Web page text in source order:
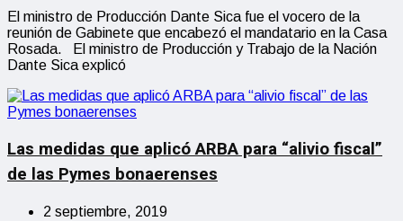
El ministro de Producción Dante Sica fue el vocero de la
reunión de Gabinete que encabezó el mandatario en la Casa
Rosada. El ministro de Producción y Trabajo de la Nación
Dante Sica explicó
Las medidas que aplicó ARBA para “alivio fiscal”
de las Pymes bonaerenses
2 septiembre, 2019